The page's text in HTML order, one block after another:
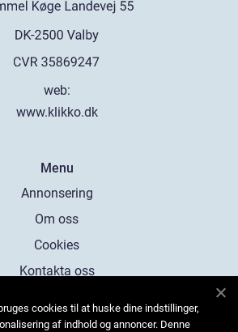
web:
www.klikko.dk
Menu
Annonsering
Om oss
Cookies
Kontakta oss
cookies til at huske dine indstillinger,
af indhold og annoncer. Denne